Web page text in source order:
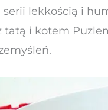
lekkością i
i kotem